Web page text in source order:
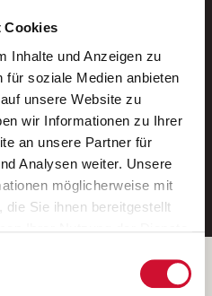
Cookies
Inhalte und Anzeigen zu
für soziale Medien anbieten
unsere Website zu
wir Informationen zu Ihrer
an unsere Partner für
Analysen weiter. Unsere
möglicherweise mit
Sie ihnen bereitgestellt
klicken, so stimmen
Cookies zu. Sie können
per E-Mail.
von AWO
eintragen